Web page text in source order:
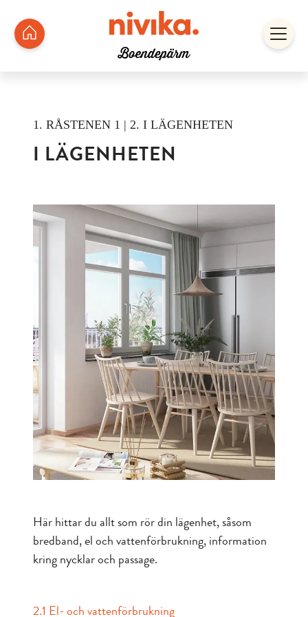
1. RÅSTENEN 1 | 2. I LÄGENHETEN
I LÄGENHETEN
Här hittar du allt som rör din lägenhet, såsom
bredband, el och vattenförbrukning, information
kring nycklar och passage.
2.1 El- och vattenförbrukning